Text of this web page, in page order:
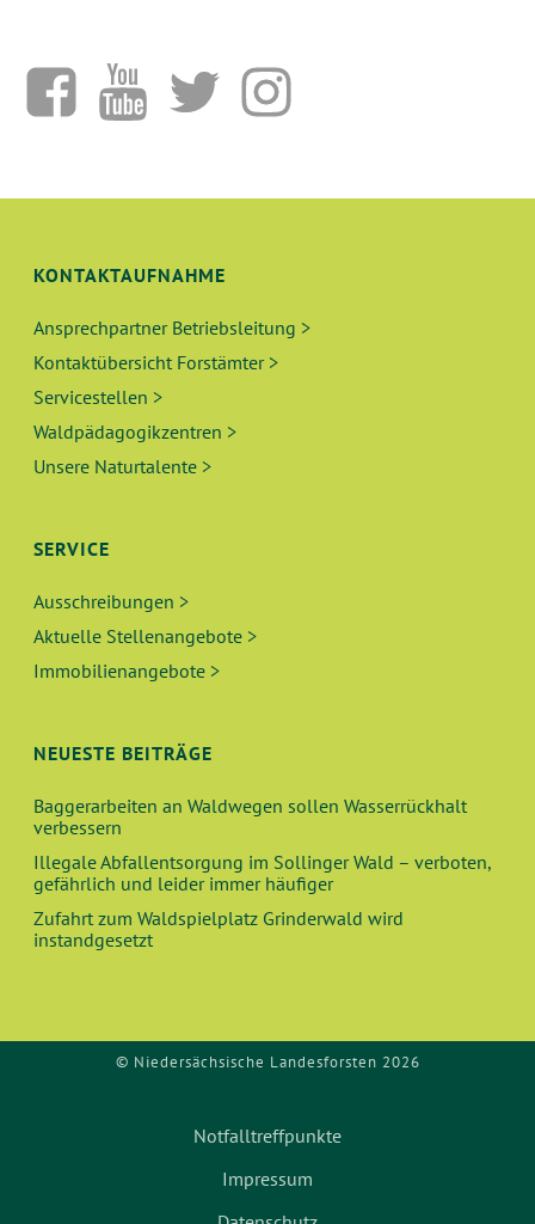
KONTAKTAUFNAHME
Ansprechpartner Betriebsleitung >
Kontaktübersicht Forstämter >
Servicestellen >
Waldpädagogikzentren >
Unsere Naturtalente >
SERVICE
Ausschreibungen >
Aktuelle Stellenangebote >
Immobilienangebote >
NEUESTE BEITRÄGE
Baggerarbeiten an Waldwegen sollen Wasserrückhalt
verbessern
Illegale Abfallentsorgung im Sollinger Wald – verboten,
gefährlich und leider immer häufiger
Zufahrt zum Waldspielplatz Grinderwald wird
instandgesetzt
© Niedersächsische Landesforsten 2026
Notfalltreffpunkte
Impressum